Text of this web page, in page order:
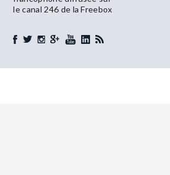
le canal 246 de la Freebox